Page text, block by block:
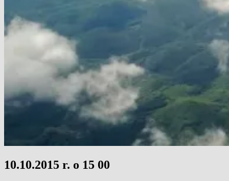
10.10.2015 r. o 15 00